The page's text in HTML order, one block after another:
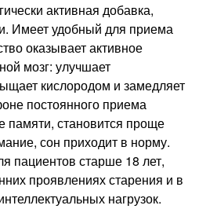
активная добавка,
Имеет удобный для приема
оказывает активное
мозг: улучшает
кислородом и замедляет
постоянного приема
памяти, становится проще
сон приходит в норму.
пациентов старше 18 лет,
проявлениях старения и в
нагрузок.